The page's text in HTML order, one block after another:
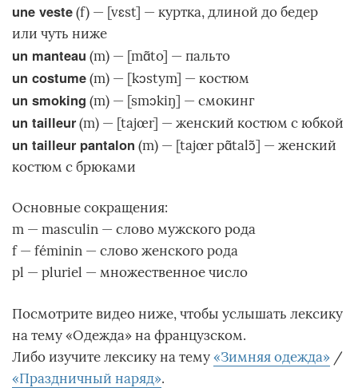
une veste(f) — [vɛst] — куртка, длиной до бедер
или чуть ниже
un manteau (m) — [mɑ̃to] — пальто
un costume(m) — [kɔstym] — костюм
un smoking (m) — [smɔkiŋ] — смокинг
un tailleur(m) — [tajœr] — женский костюм с юбкой
un tailleur pantalon (m) — [tajœr pɑ̃talɔ̃] — женский
костюм с брюками
Основные сокращения:
m — masculin — слово мужского рода
f — féminin — слово женского рода
pl — pluriel — множественное число
Посмотрите видео ниже, чтобы услышать лексику
на тему «Одежда» на французском.
Либо изучите лексику на тему«Зимняя одежда» /
«Праздничный наряд».